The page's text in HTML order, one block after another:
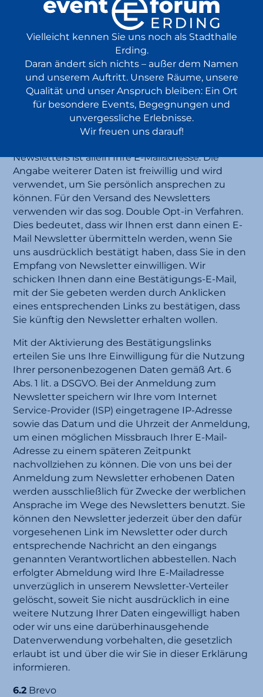
6) NUTZUNG VON
KUNDENDATEN ZUR
DIREKTWERBUNG
Anmeldung zu unserem E-Mail-Newsletter
Wenn Sie sich zu unserem E-Mail Newsletter
anmelden, übersenden wir Ihnen regelmäßig
Informationen zu unseren Angeboten.
Newsletters ist allein Ihre E-Mailadresse. Die
Angabe weiterer Daten ist freiwillig und wird
verwendet, um Sie persönlich ansprechen zu
können. Für den Versand des Newsletters
verwenden wir das sog. Double Opt-in Verfahren.
Dies bedeutet, dass wir Ihnen erst dann einen E-
Mail Newsletter übermitteln werden, wenn Sie
uns ausdrücklich bestätigt haben, dass Sie in den
Empfang von Newsletter einwilligen. Wir
schicken Ihnen dann eine Bestätigungs-E-Mail,
mit der Sie gebeten werden durch Anklicken
eines entsprechenden Links zu bestätigen, dass
Sie künftig den Newsletter erhalten wollen.
Mit der Aktivierung des Bestätigungslinks
erteilen Sie uns Ihre Einwilligung für die Nutzung
Ihrer personenbezogenen Daten gemäß Art. 6
Abs. 1 lit. a DSGVO. Bei der Anmeldung zum
Newsletter speichern wir Ihre vom Internet
Service-Provider (ISP) eingetragene IP-Adresse
sowie das Datum und die Uhrzeit der Anmeldung,
um einen möglichen Missbrauch Ihrer E-Mail-
Adresse zu einem späteren Zeitpunkt
nachvollziehen zu können. Die von uns bei der
Anmeldung zum Newsletter erhobenen Daten
werden ausschließlich für Zwecke der werblichen
Ansprache im Wege des Newsletters benutzt. Sie
können den Newsletter jederzeit über den dafür
vorgesehenen Link im Newsletter oder durch
entsprechende Nachricht an den eingangs
genannten Verantwortlichen abbestellen. Nach
erfolgter Abmeldung wird Ihre E-Mailadresse
unverzüglich in unserem Newsletter-Verteiler
gelöscht, soweit Sie nicht ausdrücklich in eine
weitere Nutzung Ihrer Daten eingewilligt haben
oder wir uns eine darüberhinausgehende
Datenverwendung vorbehalten, die gesetzlich
erlaubt ist und über die wir Sie in dieser Erklärung
informieren.
6.2 Brevo
Vielleicht kennen Sie uns noch als Stadthalle
Erding.
Daran ändert sich nichts – außer dem Namen
und unserem Auftritt. Unsere Räume, unsere
Qualität und unser Anspruch bleiben: Ein Ort
für besondere Events, Begegnungen und
unvergessliche Erlebnisse.
Wir freuen uns darauf!